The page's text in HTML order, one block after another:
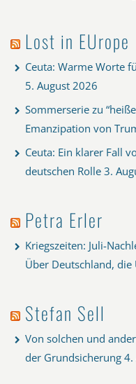
Lost in EUrope
Ceuta: Warme Worte
5. August 2026
Sommerserie zu
Emanzipation von
Ceuta: Ein klarer Fall
deutschen Rolle 3.
Petra Erler
Kriegszeiten: Juli-
Über Deutschland, die
Stefan Sell
Von solchen und
der Grundsicherung 4.